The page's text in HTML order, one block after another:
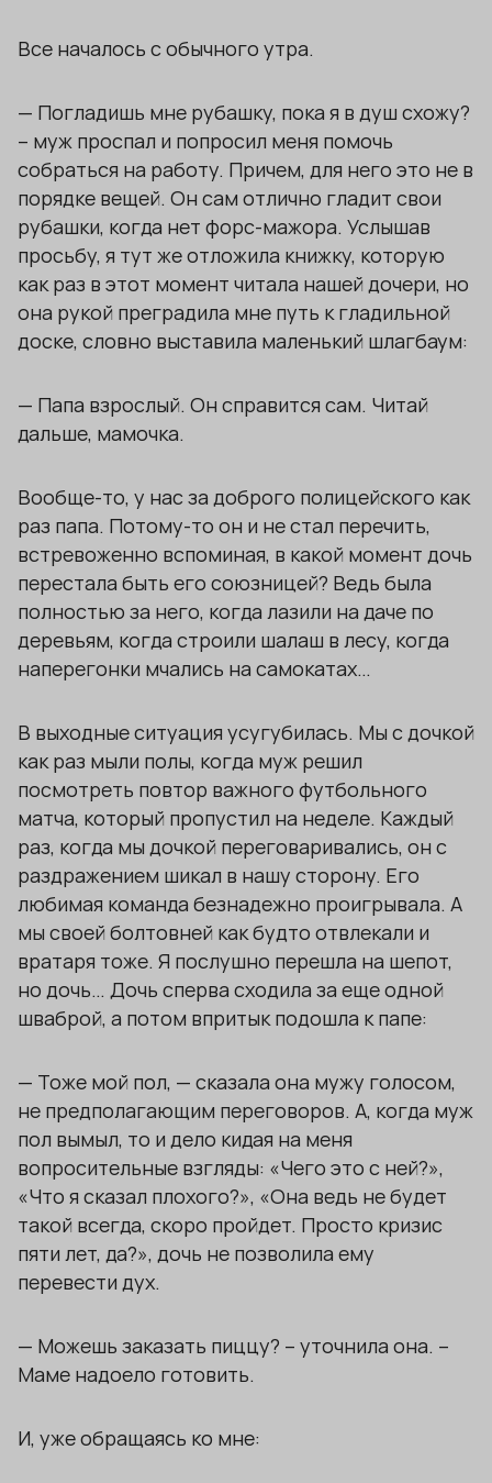
Все началось с обычного утра.
— Погладишь мне рубашку, пока я в душ схожу?
– муж проспал и попросил меня помочь
собраться на работу. Причем, для него это не в
порядке вещей. Он сам отлично гладит свои
рубашки, когда нет форс-мажора. Услышав
просьбу, я тут же отложила книжку, которую
как раз в этот момент читала нашей дочери, но
она рукой преградила мне путь к гладильной
доске, словно выставила маленький шлагбаум:
— Папа взрослый. Он справится сам. Читай
дальше, мамочка.
Вообще-то, у нас за доброго полицейского как
раз папа. Потому-то он и не стал перечить,
встревоженно вспоминая, в какой момент дочь
перестала быть его союзницей? Ведь была
полностью за него, когда лазили на даче по
деревьям, когда строили шалаш в лесу, когда
наперегонки мчались на самокатах…
В выходные ситуация усугубилась. Мы с дочкой
как раз мыли полы, когда муж решил
посмотреть повтор важного футбольного
матча, который пропустил на неделе. Каждый
раз, когда мы дочкой переговаривались, он с
раздражением шикал в нашу сторону. Его
любимая команда безнадежно проигрывала. А
мы своей болтовней как будто отвлекали и
вратаря тоже. Я послушно перешла на шепот,
но дочь… Дочь сперва сходила за еще одной
шваброй, а потом впритык подошла к папе:
— Тоже мой пол, — сказала она мужу голосом,
не предполагающим переговоров. А, когда муж
пол вымыл, то и дело кидая на меня
вопросительные взгляды: «Чего это с ней?»,
«Что я сказал плохого?», «Она ведь не будет
такой всегда, скоро пройдет. Просто кризис
пяти лет, да?», дочь не позволила ему
перевести дух.
— Можешь заказать пиццу? – уточнила она. –
Маме надоело готовить.
И, уже обращаясь ко мне: